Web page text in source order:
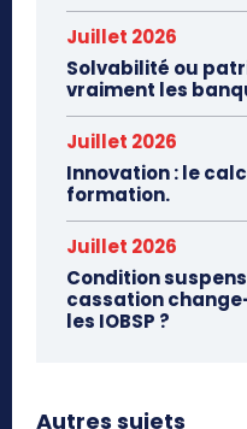
Juillet 2026
Solvabilité ou
vraiment les
Juillet 2026
Innovation : le
formation.
Juillet 2026
Condition
cassation
les IOBSP ?
Autres sujets